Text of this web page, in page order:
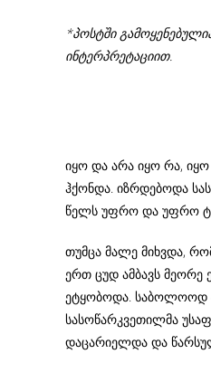
*პოსტში
ინტერპრეტაციით.
იყო და არა იყო რა,
ჰქონდა. იზრდებოდა
წელს უფრო და უფრო
თუმცა მალე მიხვდა,
ერთ ცუდ ამბავს მეორე
ეტყობოდა. საბოლოოდ
სასოწარკვეთილმა
დაცარიელდა და